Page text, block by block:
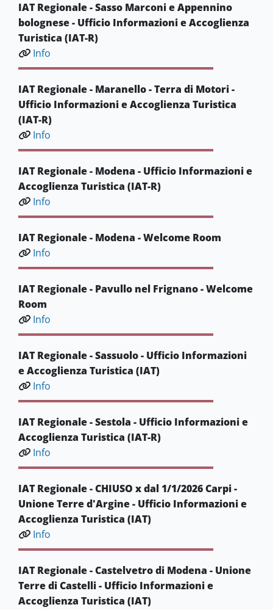
IAT Regionale - Sasso Marconi e Appennino
bolognese - Ufficio Informazioni e Accoglienza
Turistica (IAT-R)
Info
IAT Regionale - Maranello - Terra di Motori -
Ufficio Informazioni e Accoglienza Turistica
(IAT-R)
Info
IAT Regionale - Modena - Ufficio Informazioni e
Accoglienza Turistica (IAT-R)
Info
IAT Regionale - Modena - Welcome Room
Info
IAT Regionale - Pavullo nel Frignano - Welcome
Room
Info
IAT Regionale - Sassuolo - Ufficio Informazioni
e Accoglienza Turistica (IAT)
Info
IAT Regionale - Sestola - Ufficio Informazioni e
Accoglienza Turistica (IAT-R)
Info
IAT Regionale - CHIUSO x dal 1/1/2026 Carpi -
Unione Terre d'Argine - Ufficio Informazioni e
Accoglienza Turistica (IAT)
Info
IAT Regionale - Castelvetro di Modena - Unione
Terre di Castelli - Ufficio Informazioni e
Accoglienza Turistica (IAT)